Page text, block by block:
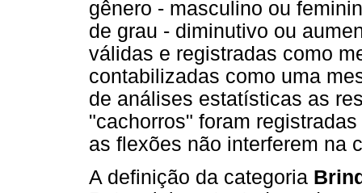
gênero - masculino ou
de grau - diminutivo ou
válidas e registradas como
contabilizadas como uma
de análises estatísticas as
"cachorros" foram
as flexões não interferem na
A definição da categoria